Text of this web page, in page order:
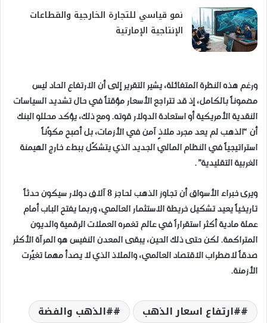
نمو قياسي للتجارة الخارجية والقطاعات
الإنتاجية الإمارتية
ورغم هذه النظرة المتفائلة، يشير التقرير إلى أن الارتفاع الحاد ليس
مضموناً بالكامل، إذ قد تتراجع الأسعار مؤقتاً في حال تشديد السياسات
النقدية الأمريكية أو استعادة الدولار قوته. ومع ذلك، يؤكد محللو البنك
أن “الذهب لم يعد مجرد ملاذٍ آمن في الأزمات، بل أصبح مكوّناً
استراتيجياً في النظام المالي الجديد الذي يتشكّل ببطء خارج الهيمنة
الغربية التقليدية”.
ويرى خبراء الأسواق أن تجاوز الذهب لحاجز 8 آلاف دولار سيكون حدثاً
تاريخياً يعيد تشكيل خريطة الاستثمار العالمي، وربما يفتح الباب أمام
عملة مادية أكثر استقراراً في عالم تغمره العملات الرقمية والديون
المتراكمة. لكن حتى ذلك الحين، يبقى المعدن النفيس هو المرآة الأكثر
صدقاً لاضطراب الاقتصاد العالمي، والملاذ الذي لا يصدأ مهما تغيّرت
الأزمنة.
#ارتفاع اسعار الذهب #الذهب والفضة